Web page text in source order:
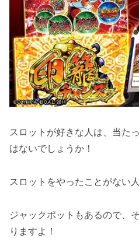
スロットが好きな人は、当た
はないでしょうか！
スロットをやったことがない
ジャックポットもあるので、
りますよ！